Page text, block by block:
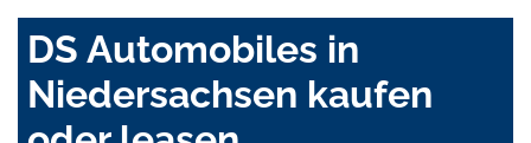
DS Automobiles in
Niedersachsen kaufen